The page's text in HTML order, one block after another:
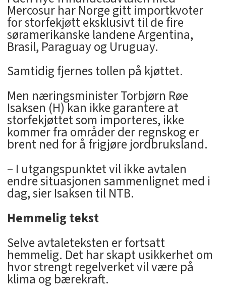
Mercosur har Norge gitt importkvoter
for storfekjøtt eksklusivt til de fire
søramerikanske landene Argentina,
Brasil, Paraguay og Uruguay.
Samtidig fjernes tollen på kjøttet.
Men næringsminister Torbjørn Røe
Isaksen (H) kan ikke garantere at
storfekjøttet som importeres, ikke
kommer fra områder der regnskog er
brent ned for å frigjøre jordbruksland.
– I utgangspunktet vil ikke avtalen
endre situasjonen sammenlignet med i
dag, sier Isaksen til NTB.
Hemmelig tekst
Selve avtaleteksten er fortsatt
hemmelig. Det har skapt usikkerhet om
hvor strengt regelverket vil være på
klima og bærekraft.